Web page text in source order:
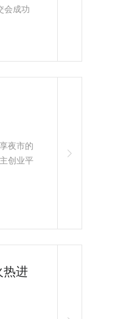
会成功
夜市的
创业平
热进